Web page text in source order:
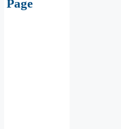
Page